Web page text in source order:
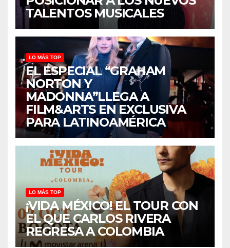
TALENTOS MUSICALES
LO MÁS TOP
EL ESPECIAL “GRAHAM
NORTON Y
MADONNA”LLEGA A
FILM&ARTS EN EXCLUSIVA
PARA LATINOAMÉRICA
LO MÁS TOP
¡VIDA MÉXICO! EL TOUR CON
EL QUE CARLOS RIVERA
REGRESA A COLOMBIA